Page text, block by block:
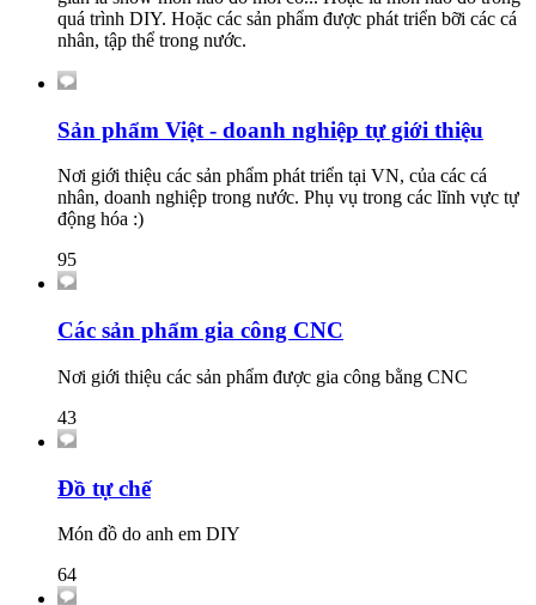
quá trình DIY. Hoặc các sản phẩm được phát triển bỡi các cá
nhân, tập thể trong nước.
Sản phẩm Việt - doanh nghiệp tự giới thiệu
Nơi giới thiệu các sản phẩm phát triển tại VN, của các cá
nhân, doanh nghiệp trong nước. Phụ vụ trong các lĩnh vực tự
động hóa :)
95
Các sản phẩm gia công CNC
Nơi giới thiệu các sản phẩm được gia công bằng CNC
43
Đồ tự chế
Món đồ do anh em DIY
64